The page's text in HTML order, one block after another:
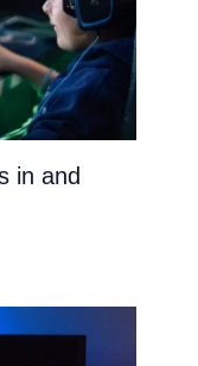
in and